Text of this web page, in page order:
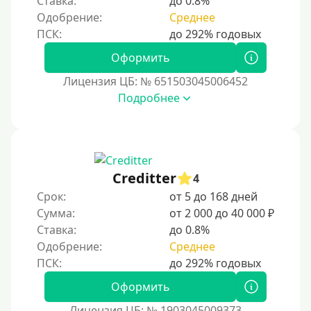
С помощью системы быстрых платежей (СБП)
Способы получения
Без активации сервиса
На дом срочно
Не выходя из дома
Без посещения офиса
В офисе
В ломбарде
Роботы займов
Перевод денег на карту через Telegram
Бесплатное использование без списания средств с
Одобрение:
Среднее
Оформить
Лицензия ЦБ: № 651503045006452
Подробнее
Creditter
4
Срок:
от 5 до 168 дней
Сумма:
от 2 000 до 40 000 ₽
Ставка:
до 0.8%
Одобрение:
Среднее
Оформить